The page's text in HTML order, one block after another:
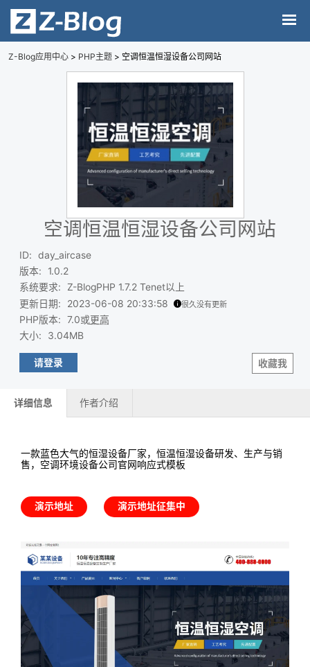
Z-Blog应用中心 > PHP主题 > 空调恒温恒湿设备公司网站
空调恒温恒湿设备公司网站
ID:
day_aircase
版本:
1.0.2
系统要求:
Z-BlogPHP 1.7.2 Tenet以上
更新日期: 2023-06-08 20:33:58 很久没有更新
PHP版本: 7.0或更高
大小: 3.04MB
收藏我
请登录
详细信息 作者介绍
一款蓝色大气的恒湿设备厂家，恒温恒湿设备研发、生产与销
售，空调环境设备公司官网响应式模板
演示地址 演示地址征集中